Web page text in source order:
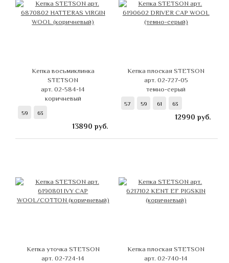
Кепка восьмиклинка
STETSON
арт. 02-584-14
коричневый
59 63
13890 руб.
Кепка плоская STETSON
арт. 02-727-05
темно-серый
57 59 61 63
12990 руб.
Кепка уточка STETSON
арт. 02-724-14
Кепка плоская STETSON
арт. 02-740-14